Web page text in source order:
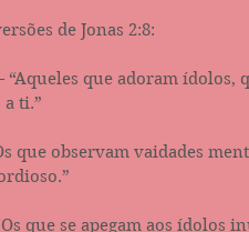
de Jonas 2:8:
que adoram ídolos,
ti.”
que observam vaidades
que se apegam aos ídolos